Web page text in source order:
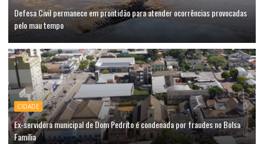
Defesa Civil permanece em prontidão para atender ocorrências provocadas
pelo mau tempo
CIDADE
Ex-servidora municipal de Dom Pedrito é condenada por fraudes no Bolsa
Família